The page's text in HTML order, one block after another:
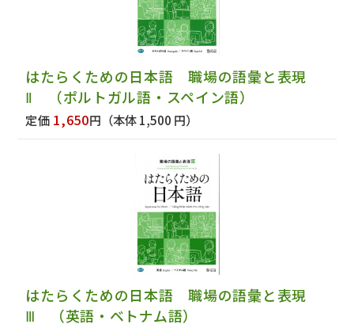
はたらくための日本語 職場の語彙と表現
Ⅱ （ポルトガル語・スペイン語）
定価 1,650円 （本体 1,500 円）
はたらくための日本語 職場の語彙と表現
Ⅲ （英語・ベトナム語）